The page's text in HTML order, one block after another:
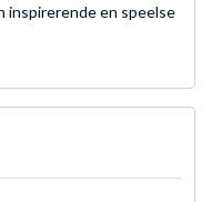
inspirerende en speelse